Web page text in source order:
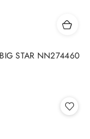
STAR NN274460